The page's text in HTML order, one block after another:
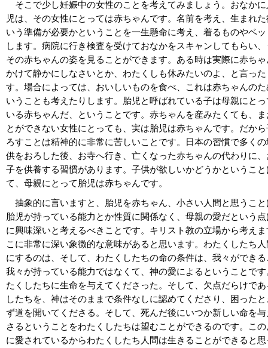
そこで少し妊娠中の女性のことを考えてみましょう。おなか
児は、その女性にとっては赤ちゃんです。名前を考え、生まれ
いう準備が必要かということを一生懸命に考え、着るものやベ
します。病院に行き検査を受けておなかをスキャンしてもらい
その赤ちゃんの姿を見ることができます。ある時は実際に赤ち
かけて静かにしなさいとか、わたくしも休みたいのよ、と言っ
す。場合によっては、おいしいものを食べ、これは赤ちゃんの
いうことも考えたりします。胎児と呼ばれている子は母親にと
いる赤ちゃんだ、ということです。赤ちゃんを産みたくても、
とができない女性にとっても、実は胎児は赤ちゃんです。だか
ろすことは精神的に非常に苦しいことです。日本の習慣で多く
供をおろした後、お寺へ行き、亡くなった赤ちゃんの代わりに
子を供養する習慣があります。子供が欲しいかどうかというこ
て、母親にとって胎児は赤ちゃんです。
抽象的に言いますと、胎児を赤ちゃん、小さい人間と思うこ
胎児が持っている能力とか性質に関係なく、母親の愛だという
に興味深いと考えるべきことです。キリスト教の立場から考え
こに非常に深い象徴的な意味があると思います。わたくしたち
にするのは、そして、わたくしたちの命の条件は、我々ができ
我々が持っている能力ではなくて、神の愛によるということで
たくしたちに生命を与えてくださった。そして、欠点だらけで
したちを、神はそのままで条件なしに認めてくださり、困った
ず道を開いてくださる。そして、死んだ後にいつか新しい命を
さるということをわたくしたちは望むことができるのです。こ
に愛されているからわたくしたち人間は生きることができると